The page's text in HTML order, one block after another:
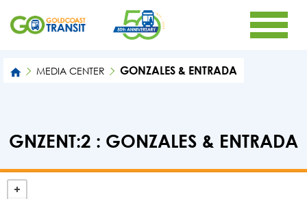
MEDIA CENTER GONZALES & ENTRADA
GNZENT:2 : GONZALES & ENTRADA